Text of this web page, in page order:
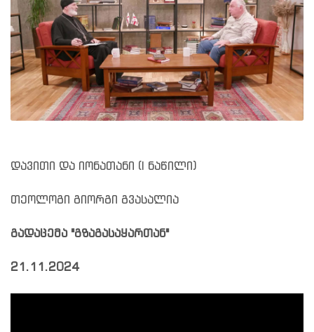
დავითი და იონათანი (I ნაწილი)
თეოლოგი გიორგი გვასალია
გადაცემა "გზაგასაყართან"
21.11.2024